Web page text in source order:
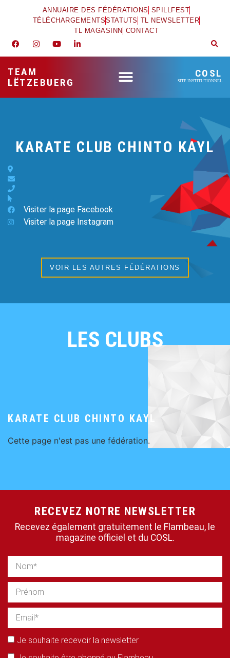
ANNUAIRE DES FÉDÉRATIONS SPILLFEST
TÉLÉCHARGEMENTSSTATUTS TL NEWSLETTER
TL MAGASINN CONTACT
TEAM
LËTZEBUERG
COSL
SITE INSTITUTIONNEL
KARATE CLUB CHINTO KAYL
Visiter la page Facebook
Visiter la page Instagram
VOIR LES AUTRES FÉDÉRATIONS
LES CLUBS
KARATE CLUB CHINTO KAYL
Cette page n'est pas une fédération.
RECEVEZ NOTRE NEWSLETTER
Recevez également gratuitement le Flambeau, le
magazine officiel et du COSL.
Je souhaite recevoir la newsletter